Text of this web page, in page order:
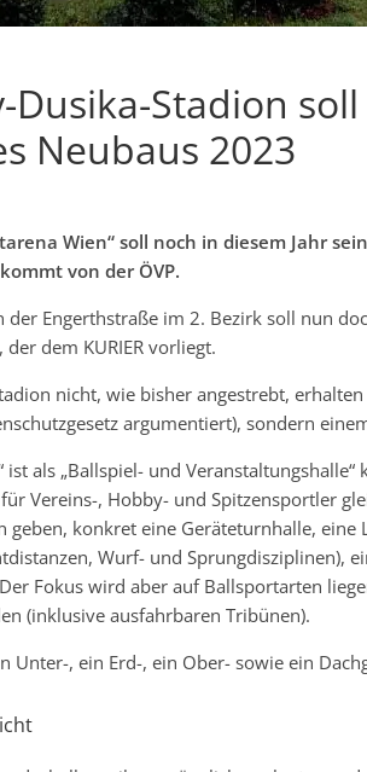
Dusika-Stadion
Neubaus 2023
Wien“ soll noch in diesem Jahr
von der ÖVP.
der Engerthstraße im 2. Bezirk soll nun
dem KURIER vorliegt.
nicht, wie bisher angestrebt,
argumentiert), sondern
ist als „Ballspiel- und
Vereins-, Hobby- und Spitzensportler
geben, konkret eine Geräteturnhalle,
Wurf- und Sprungdisziplinen),
Fokus wird aber auf Ballsportarten
(inklusive ausfahrbaren Tribünen).
Unter-, ein Erd-, ein Ober- sowie ein